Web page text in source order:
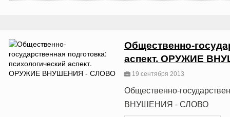
Общественно-
аспект. ОРУЖИЕ
19 сентября 2013
Общественно-
ВНУШЕНИЯ - СЛОВО